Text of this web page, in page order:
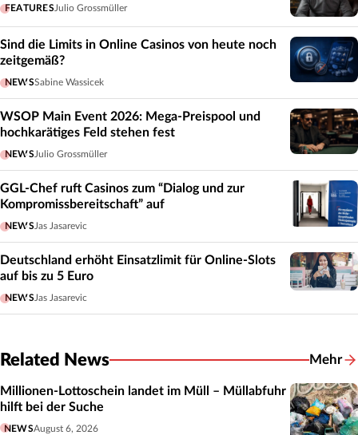
FEATURES Julio Grossmüller
Sind die Limits in Online Casinos von heute noch
zeitgemäß?
NEWSSabine Wassicek
WSOP Main Event 2026: Mega-Preispool und
hochkarätiges Feld stehen fest
NEWS Julio Grossmüller
GGL-Chef ruft Casinos zum “Dialog und zur
Kompromissbereitschaft” auf
NEWS Jas Jasarevic
Deutschland erhöht Einsatzlimit für Online-Slots
auf bis zu 5 Euro
NEWS Jas Jasarevic
Related News Mehr
Millionen-Lottoschein landet im Müll – Müllabfuhr
hilft bei der Suche
NEWSAugust 6, 2026